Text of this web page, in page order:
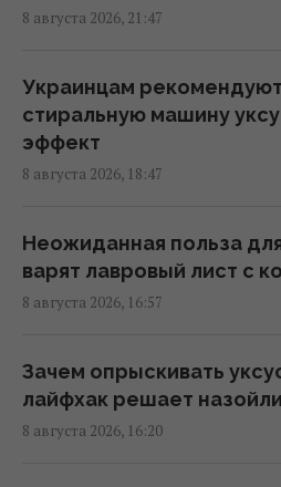
09:03 воскресенье, 09 августа 2026
Сытный белковый обед
приготовить за
курицей
07:41 воскресенье, 09 августа 2026
9 августа: церковный
чем лучше молчать в
06:00 воскресенье, 09 августа 2026
Какой чай лучше всего
поддержанию здоровья
экспертов
8 августа 2026, 21:47
Украинцам
стиральную машину
эффект
8 августа 2026, 18:47
Неожиданная польза
варят лавровый лист с
8 августа 2026, 16:57
Зачем опрыскивать
лайфхак решает
8 августа 2026, 16:20